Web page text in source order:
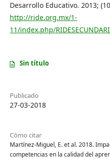
Desarrollo Educativo. 2013;
http://ride.org.mx/1-
11/index.php/
Sin título
Publicado
27-03-2018
Cómo citar
Martínez-Miguel, E. et al. 2018.
competencias en la calidad del